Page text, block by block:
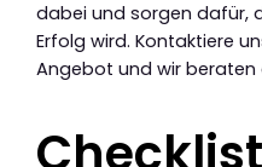
dabei und sorgen dafür,
Erfolg wird. Kontaktiere
Angebot und wir beraten